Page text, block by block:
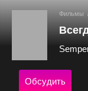
Фильмы
Обсудить